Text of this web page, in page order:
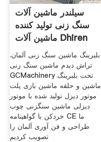
سیلندر ماشین آلات
سنگ زنی تولید کننده
ماشین آلات Dhiren
بلبرینگ ماشین سنگ زنی آلمان.
تراش دیدم ماشین سنگ زنی
GCMachinery تخت بلبرینگ
ماشین و حلقه ماشین بازی پلت
موتور دیزل تولید شده با موتور
دیزلی ماشین سنگزنی چوب
خردکن با گواهینامه CE ما
طراحی و فن آوری آلمان را
تصویب کردیم